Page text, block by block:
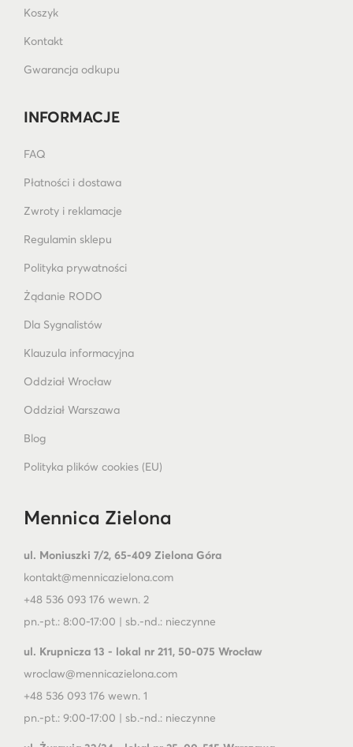
Koszyk
Kontakt
Gwarancja odkupu
INFORMACJE
FAQ
Płatności i dostawa
Zwroty i reklamacje
Regulamin sklepu
Polityka prywatności
Żądanie RODO
Dla Sygnalistów
Klauzula informacyjna
Oddział Wrocław
Oddział Warszawa
Blog
Polityka plików cookies (EU)
Mennica Zielona
ul. Moniuszki 7/2, 65-409 Zielona Góra
kontakt@mennicazielona.com
+48 536 093 176 wewn. 2
pn.-pt.: 8:00-17:00 | sb.-nd.: nieczynne
ul. Krupnicza 13 - lokal nr 211, 50-075 Wrocław
wroclaw@mennicazielona.com
+48 536 093 176 wewn. 1
pn.-pt.: 9:00-17:00 | sb.-nd.: nieczynne